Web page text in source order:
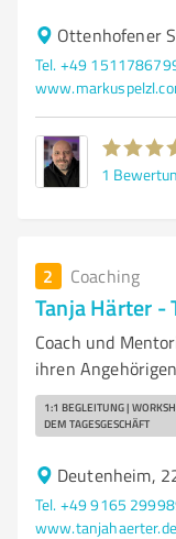
Ottenhofener
Tel. +49
1
2 Coaching
Tanja Härter -
Coach und
ihren Angehörigen
1:1 BEGLEITUNG |
DEM TAGESGESCHÄFT
Deutenheim,
Tel. +49 9165